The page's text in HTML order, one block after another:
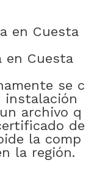
en Cuesta
en Cuesta
se c
instalación
un archivo q
de
la comp
la región.